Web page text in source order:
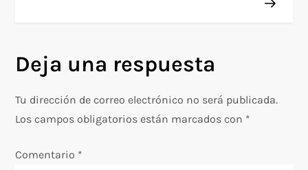
a
c
i
ó
Deja una respuesta
Tu dirección de correo electrónico no será publicada.
Los campos obligatorios están marcados con *
Comentario *